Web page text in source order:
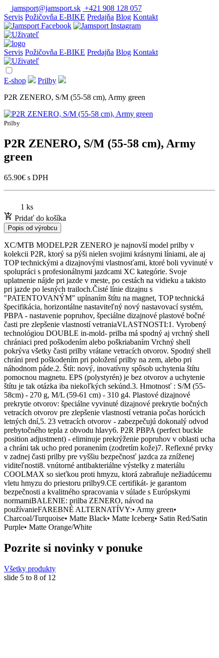
jamsport@jamsport.sk +421 908 128 057
Servis Požičovňa E-BIKE Predajňa Blog Kontakt
Servis Požičovňa E-BIKE Predajňa Blog Kontakt
E-shop
Prilby
P2R ZENERO, S/M (55-58 cm), Army green
Prilby
P2R ZENERO, S/M (55-58 cm), Army
green
65.90€ s DPH
1 ks
Pridať do košíka
Popis od výrobcu
XC/MTB MODELP2R ZENERO je najnovší model prilby v
kolekcii P2R, ktorý sa pýši nielen svojimi krásnymi líniami, ale aj
TOP technickými a dizajnovými vlastnosťami, ktoré boli vyvinuté v
spolupráci s profesionálnymi jazdcami XC kategórie. Svoje
uplatnenie nájde pri jazde v meste, po cestách na vidieku a takisto
pri jazde po lesných trailoch.Čisté línie dizajnu s
"PATENTOVANÝM" upínaním štítu na magnet, TOP technická
špecifikácia, horizontálne nastaviteľný nový nastavovací systém,
PBPA - nastavenie popruhov, špeciálne dizajnové plastové bočné
časti pre zlepšenie vlastností vetraniaVLASTNOSTI:1. Vyrobený
technológiou DOUBLE in-mold- prilba má spodný aj vrchný shell
chrániaci pred poškodením alebo poškriabaním Vrchný shell
pokrýva všetky časti prilby vrátane vetracích otvorov. Spodný shell
chráni pred poškodením pri položení prilby na zem, alebo pri
náhodnom páde.2. Štít: nový, inovatívny spôsob uchytenia štítu
pomocnou magnetu. EPS (polystyrén) je bez otvorov a uchytenie
štítu je tak otázka iba niekoľkých sekúnd.3. Hmotnosť : S/M (55-
58cm) - 270 g, M/L (59-61 cm) - 310 g4. Plastové dizajnové
prekrytie otvorov: špeciálne vyvinuté dizajnové prekrytie bočných
vetracích otvorov pre zlepšenie vlastností vetrania počas horúcich
letných dní,5. 23 vetracích otvorov - zabezpečujú dokonalý odvod
prebytočného tepla z obvodu hlavy6. P2R PBPA (perfect buckle
position adjustment) - eliminuje prekrýženie popruhov v oblasti ucha
a chráni tak ucho pred poranením (zodretím kože)7. Reflexné prvky
v zadnej časti prilby pre vyššiu bezpečnosť jazdca za zníženej
viditeľnosti8. vnútorné antibakteriálne výstelky z materiálu
COOLMAX so sieťkou proti hmyzu, ktorá zabraňuje nežiadúcemu
vletu hmyzu do priestoru prilby9.CE certifikát- je garantom
bezpečnosti a kvalitného spracovania v súlade s Európskymi
normamiBALENIE: prilba ZENERO, návod na
používanieFAREBNÉ ALTERNATÍVY:• Army green•
Charcoal/Turquoise• Matte Black• Matte Iceberg• Satin Red/Satin
Purple• Matte Orange/White
Pozrite si novinky v ponuke
Všetky produkty
slide 5 to 8 of 12